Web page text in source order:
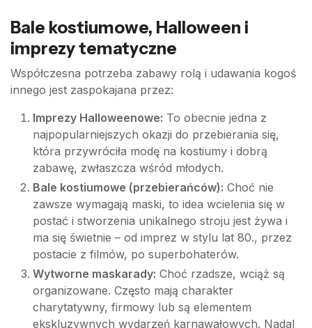
Bale kostiumowe, Halloween i
imprezy tematyczne
Współczesna potrzeba zabawy rolą i udawania kogoś
innego jest zaspokajana przez:
Imprezy Halloweenowe: To obecnie jedna z
najpopularniejszych okazji do przebierania się,
która przywróciła modę na kostiumy i dobrą
zabawę, zwłaszcza wśród młodych.
Bale kostiumowe (przebierańców): Choć nie
zawsze wymagają maski, to idea wcielenia się w
postać i stworzenia unikalnego stroju jest żywa i
ma się świetnie – od imprez w stylu lat 80., przez
postacie z filmów, po superbohaterów.
Wytworne maskarady: Choć rzadsze, wciąż są
organizowane. Często mają charakter
charytatywny, firmowy lub są elementem
ekskluzywnych wydarzeń karnawałowych. Nadal